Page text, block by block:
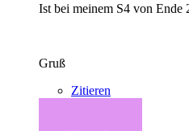
Ist bei meinem S4 von Ende
Gruß
Zitieren